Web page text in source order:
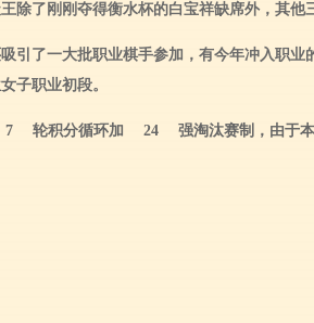
除了刚刚夺得衡水杯的白宝祥缺席外，其他
引了一大批职业棋手参加，有今年冲入职
子职业初段。
7 轮积分循环加 24 强淘汰赛制，由于